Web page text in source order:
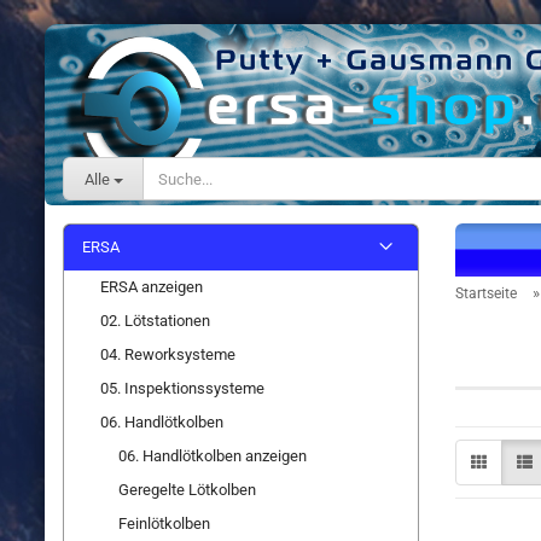
Alle
Startseite »
ERSA
ERSA anzeigen
02. Lötstationen
04. Reworksysteme
05. Inspektionssysteme
06. Handlötkolben
06. Handlötkolben anzeigen
Geregelte Lötkolben
Feinlötkolben